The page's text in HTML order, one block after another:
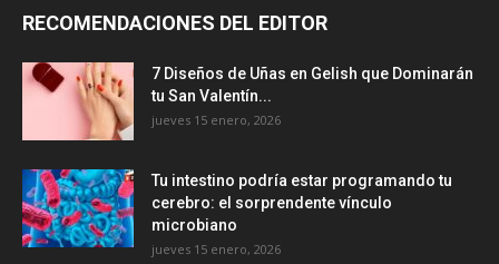
RECOMENDACIONES DEL EDITOR
7 Diseños de Uñas en Gelish que Dominarán
tu San Valentín...
jueves 15 enero, 2026
Tu intestino podría estar programando tu
cerebro: el sorprendente vínculo
microbiano
jueves 15 enero, 2026